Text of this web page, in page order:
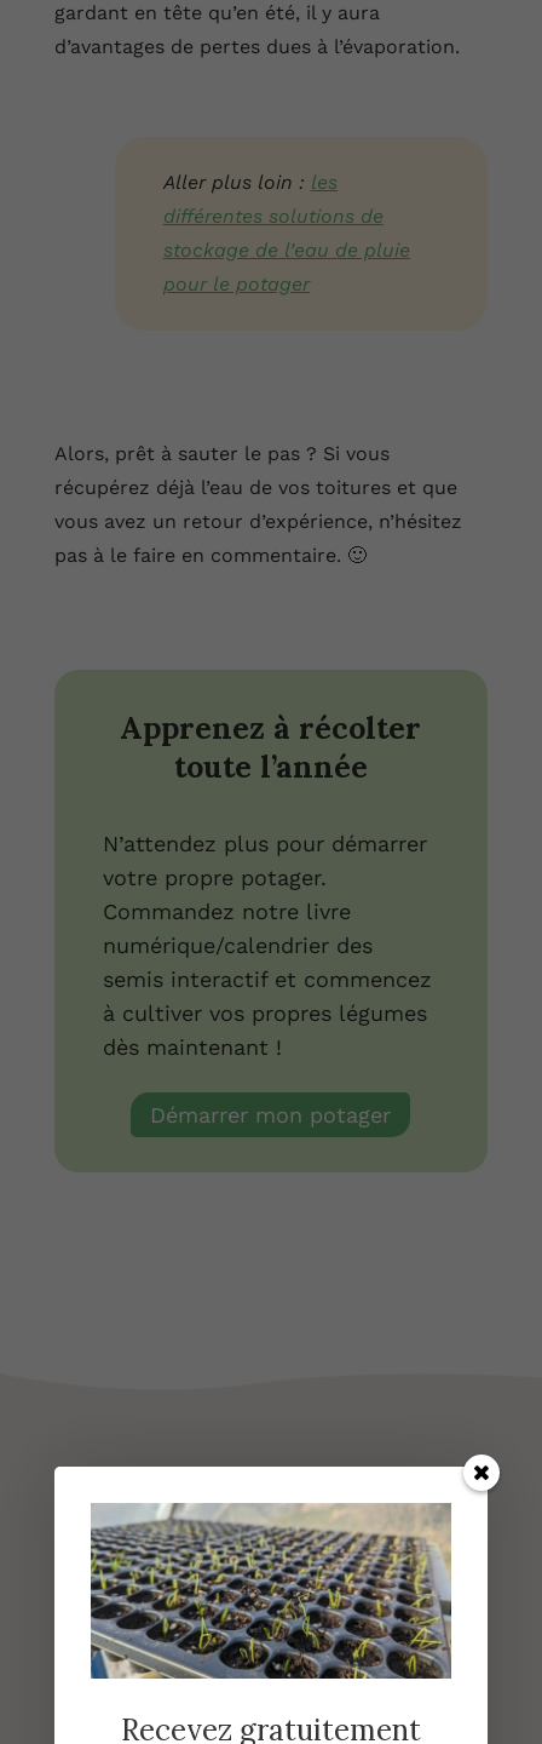
gardant en tête qu’en été, il y aura
d’avantages de pertes dues à l’évaporation.
Aller plus loin : les
différentes solutions de
stockage de l’eau de pluie
pour le potager
Alors, prêt à sauter le pas ? Si vous
récupérez déjà l’eau de vos toitures et que
vous avez un retour d’expérience, n’hésitez
pas à le faire en commentaire. 🙂
Apprenez à récolter
toute l’année
N’attendez plus pour démarrer
votre propre potager.
Commandez notre livre
numérique/calendrier des
semis interactif et commencez
à cultiver vos propres légumes
dès maintenant !
Démarrer mon potager
Vous aimerez sûrement :
Recevez gratuitement